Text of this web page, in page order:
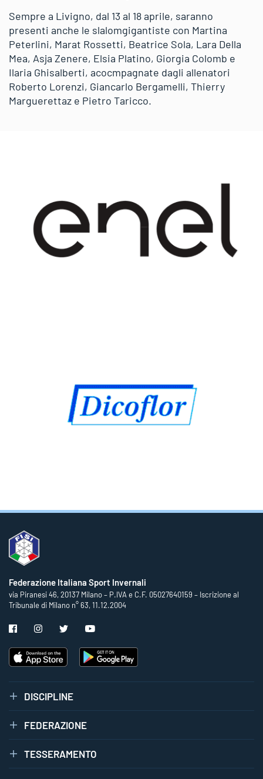
Sempre a Livigno, dal 13 al 18 aprile, saranno
presenti anche le slalomgigantiste con Martina
Peterlini, Marat Rossetti, Beatrice Sola, Lara Della
Mea, Asja Zenere, Elsia Platino, Giorgia Colomb e
Ilaria Ghisalberti, acocmpagnate dagli allenatori
Roberto Lorenzi, Giancarlo Bergamelli, Thierry
Marguerettaz e Pietro Taricco.
Federazione Italiana Sport Invernali
via Piranesi 46, 20137 Milano – P.IVA e C.F. 05027640159 – Iscrizione al
Tribunale di Milano n° 63, 11.12.2004
DISCIPLINE
FEDERAZIONE
TESSERAMENTO